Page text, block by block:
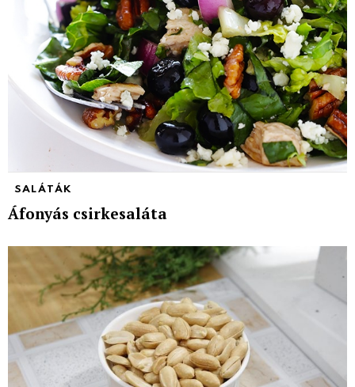
SALÁTÁK
Áfonyás csirkesaláta